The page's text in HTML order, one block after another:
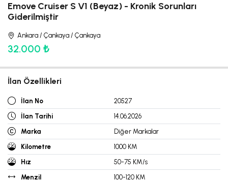
Emove Cruiser S V1 (Beyaz) - Kronik Sorunları
Giderilmiştir
Ankara / Çankaya / Çankaya
32.000 ₺
İlan Özellikleri
İlan No
20527
İlan Tarihi
14.06.2026
Marka
Diğer Markalar
Kilometre
1000 KM
Hız
50-75 KM/s
Menzil
100-120 KM